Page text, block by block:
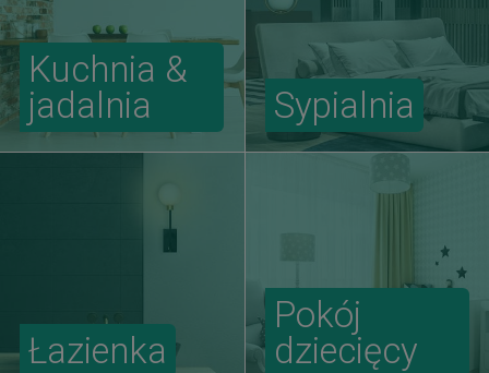
Kuchnia &
jadalnia
Sypialnia
Łazienka
Pokój
dziecięcy